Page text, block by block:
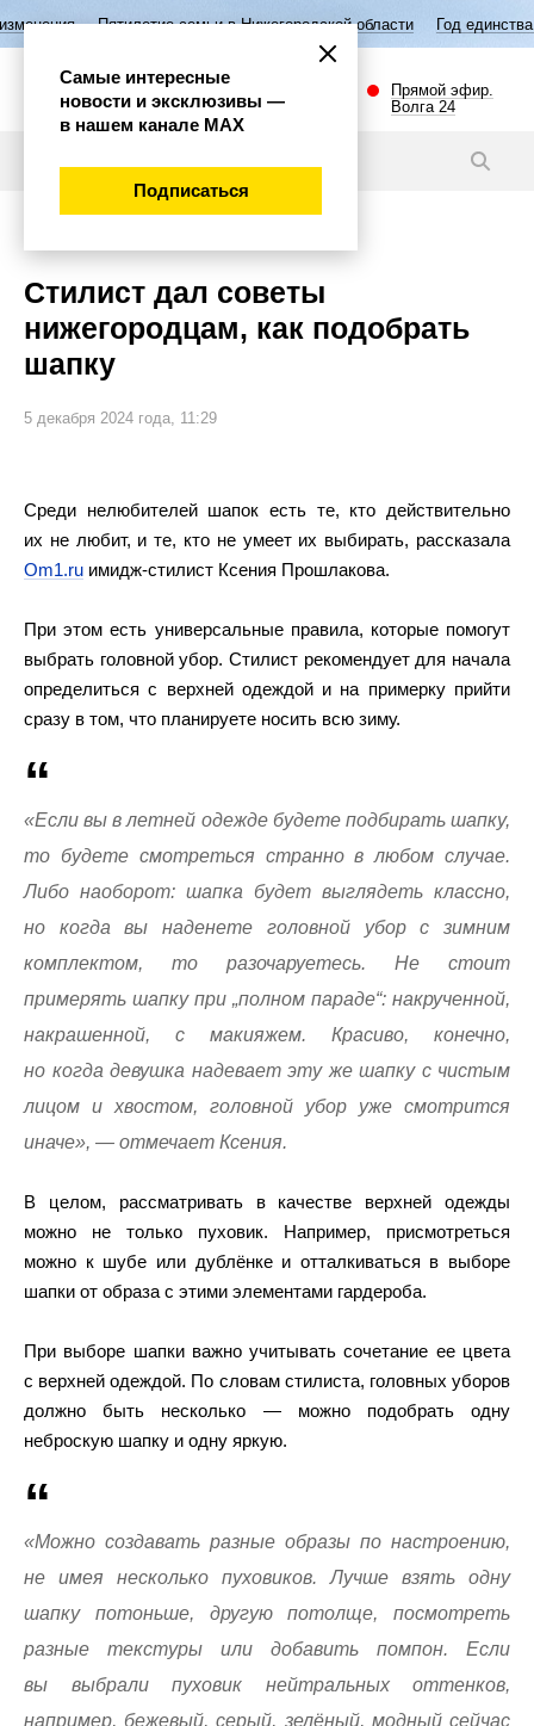
семьи в Нижегородской области Год единства народов
Прямой эфир.
Волга 24
Стилист дал советы
нижегородцам, как подобрать
шапку
5 декабря 2024 года, 11:29
Среди нелюбителей шапок есть те, кто действительно
их не любит, и те, кто не умеет их выбирать, рассказала
Om1.ru имидж-стилист Ксения Прошлакова.
При этом есть универсальные правила, которые помогут
выбрать головной убор. Стилист рекомендует для начала
определиться с верхней одеждой и на примерку прийти
сразу в том, что планируете носить всю зиму.
«Если вы в летней одежде будете подбирать шапку,
то будете смотреться странно в любом случае.
Либо наоборот: шапка будет выглядеть классно,
но когда вы наденете головной убор с зимним
комплектом, то разочаруетесь. Не стоит
примерять шапку при „полном параде“: накрученной,
накрашенной, с макияжем. Красиво, конечно,
но когда девушка надевает эту же шапку с чистым
лицом и хвостом, головной убор уже смотрится
иначе», — отмечает Ксения.
В целом, рассматривать в качестве верхней одежды
можно не только пуховик. Например, присмотреться
можно к шубе или дублёнке и отталкиваться в выборе
шапки от образа с этими элементами гардероба.
При выборе шапки важно учитывать сочетание ее цвета
с верхней одеждой. По словам стилиста, головных уборов
должно быть несколько — можно подобрать одну
неброскую шапку и одну яркую.
«Можно создавать разные образы по настроению,
не имея несколько пуховиков. Лучше взять одну
шапку потоньше, другую потолще, посмотреть
разные текстуры или добавить помпон. Если
вы выбрали пуховик нейтральных оттенков,
например, бежевый, серый, зелёный, модный сейчас
Самые интересные
новости и эксклюзивы —
в нашем канале МАХ
Подписаться